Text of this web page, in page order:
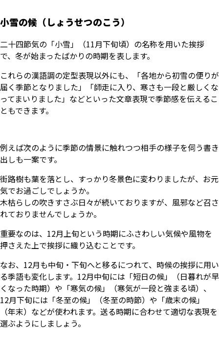
小雪の候（しょうせつのこう）
二十四節気の「小雪」（11月下旬頃）の名称を用いた挨拶
で、冬が始まったばかりの時期を表します。
これらの漢語調の定型表現以外にも、「各地から初雪の便りが
届く季節となりました」「師走に入り、寒さも一段と厳しくな
ってまいりました」などといった文章表現で季節感を伝えるこ
ともできます。
例えば次のように季節の情景に触れつつ相手の様子を伺う書き
出しも一案です。
街路樹も葉を落とし、すっかり冬景色に変わりましたが、お元
気でお過ごしでしょうか。
木枯らしの吹きすさぶ日々が続いておりますが、風邪など召さ
れておりませんでしょうか。
重要なのは、12月上旬という時期にふさわしい気候や風物を
押さえた上で挨拶に織り込むことです。
なお、12月も中旬・下旬へと移るにつれて、時候の挨拶に用い
る季語も変化します。12月中旬には「短日の候」（日暮れが早
くなった時期）や「寒気の候」（寒気が一段と強まる頃）、
12月下旬には「冬至の候」（冬至の時節）や「歳末の候」
（年末）などが使われます。送る時期に合わせて適切な表現を
選ぶようにしましょう。